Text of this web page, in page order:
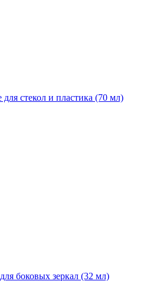
стекол и пластика (70 мл)
боковых зеркал (32 мл)